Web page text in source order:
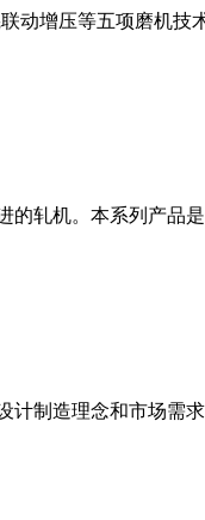
动增压等五项磨机技
的轧机。本系列产品
计制造理念和市场需